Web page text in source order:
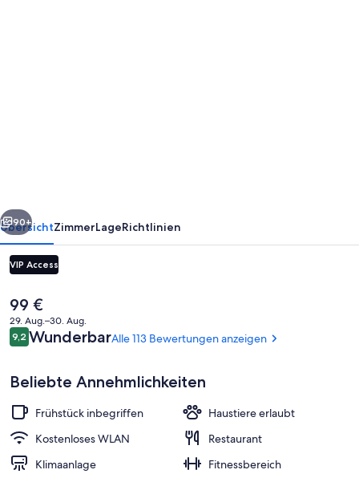
Weiter
90+
ÜbersichtZimmerLageRichtlinien
VIP Access
Der
aktuelle
Preis
beträgt
99 €
29. Aug.–30. Aug.
Bewertungen
9,29,2 von 10.
WunderbarAlle 113 Bewertungen anzeigen
Beliebte Annehmlichkeiten
Frühstück inbegriffen
Haustiere erlaubt
Kostenloses WLAN
Restaurant
Klimaanlage
Fitnessbereich